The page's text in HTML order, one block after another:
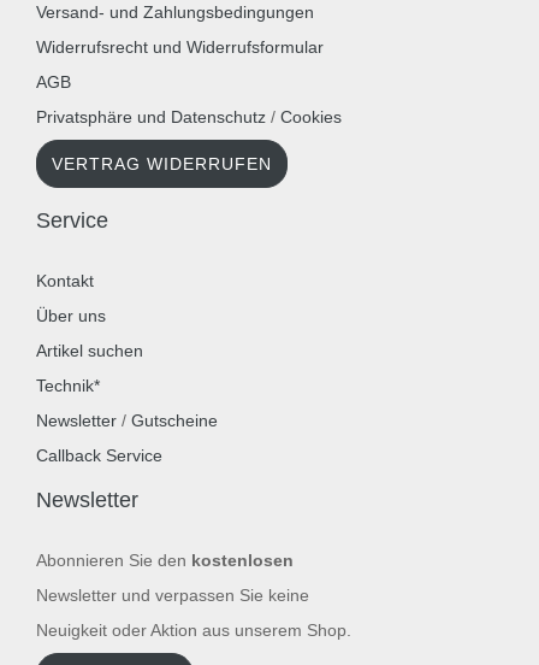
Versand- und Zahlungsbedingungen
Widerrufsrecht und Widerrufsformular
AGB
Privatsphäre und Datenschutz / Cookies
VERTRAG WIDERRUFEN
Service
Kontakt
Über uns
Artikel suchen
Technik*
Newsletter / Gutscheine
Callback Service
Newsletter
Abonnieren Sie den kostenlosen
Newsletter und verpassen Sie keine
Neuigkeit oder Aktion aus unserem Shop.